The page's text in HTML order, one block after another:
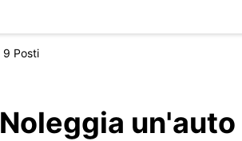
9 Posti
Noleggia